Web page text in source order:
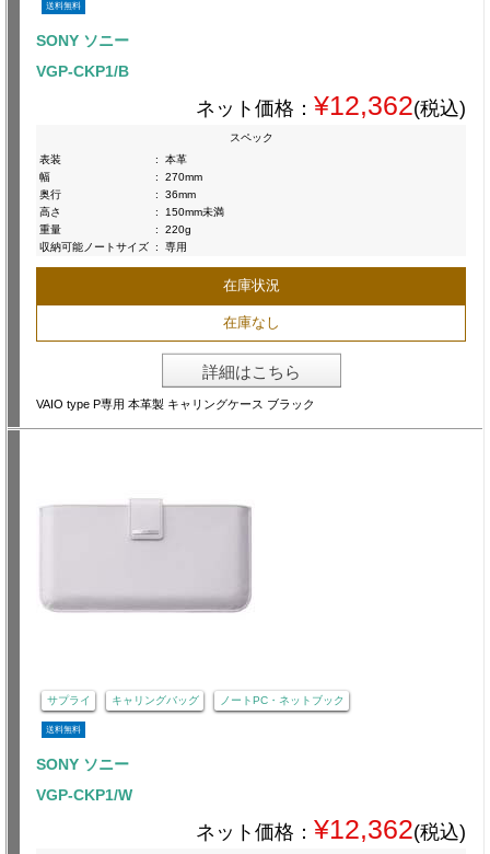
送料無料
SONY ソニー
VGP-CKP1/B
ネット価格： ¥12,362(税込)
スペック
表装
:
本革
幅
:
270mm
奥行
:
36mm
高さ
:
150mm未満
重量
:
220g
収納可能ノートサイズ : 専用
在庫状況
在庫なし
詳細はこちら
VAIO type P専用 本革製 キャリングケース ブラック
サプライ キャリングバッグ ノートPC・ネットブック
送料無料
SONY ソニー
VGP-CKP1/W
ネット価格： ¥12,362(税込)